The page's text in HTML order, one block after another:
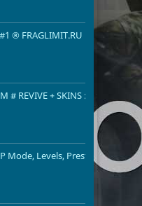
® FRAGLIMIT.RU
30/32
zm_five
# REVIVE + SKINS ::..
Mode, Levels, Prestige, Free
29/32
zm_x1